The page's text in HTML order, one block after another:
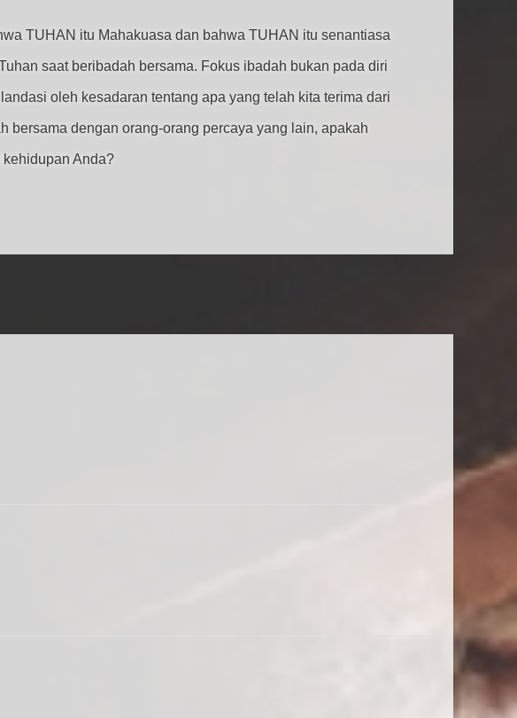
TUHAN itu Mahakuasa dan bahwa TUHAN itu senantiasa
saat beribadah bersama. Fokus ibadah bukan pada diri
oleh kesadaran tentang apa yang telah kita terima dari
bersama dengan orang-orang percaya yang lain, apakah
Anda?